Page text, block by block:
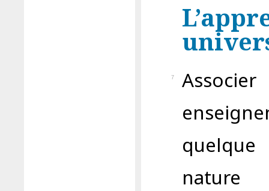
7
nature